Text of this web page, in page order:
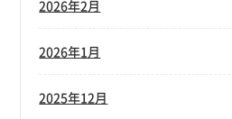
2026年2月
2026年1月
2025年12月